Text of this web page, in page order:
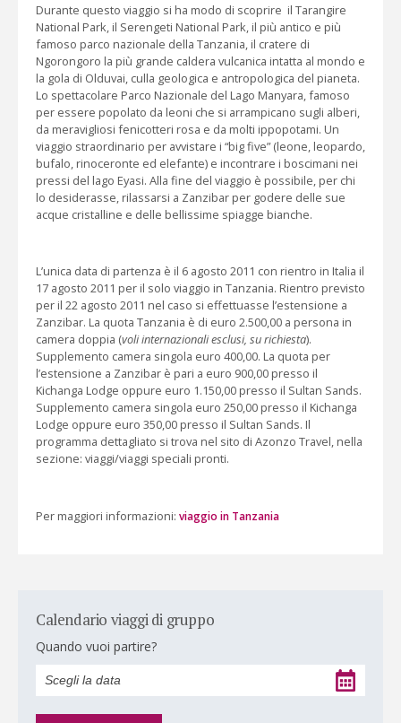
Durante questo viaggio si ha modo di scoprire il Tarangire
National Park, il Serengeti National Park, il più antico e più
famoso parco nazionale della Tanzania, il cratere di
Ngorongoro la più grande caldera vulcanica intatta al mondo e
la gola di Olduvai, culla geologica e antropologica del pianeta.
Lo spettacolare Parco Nazionale del Lago Manyara, famoso
per essere popolato da leoni che si arrampicano sugli alberi,
da meravigliosi fenicotteri rosa e da molti ippopotami. Un
viaggio straordinario per avvistare i “big five” (leone, leopardo,
bufalo, rinoceronte ed elefante) e incontrare i boscimani nei
pressi del lago Eyasi. Alla fine del viaggio è possibile, per chi
lo desiderasse, rilassarsi a Zanzibar per godere delle sue
acque cristalline e delle bellissime spiagge bianche.
L’unica data di partenza è il 6 agosto 2011 con rientro in Italia il
17 agosto 2011 per il solo viaggio in Tanzania. Rientro previsto
per il 22 agosto 2011 nel caso si effettuasse l’estensione a
Zanzibar. La quota Tanzania è di euro 2.500,00 a persona in
camera doppia (voli internazionali esclusi, su richiesta).
Supplemento camera singola euro 400,00. La quota per
l’estensione a Zanzibar è pari a euro 900,00 presso il
Kichanga Lodge oppure euro 1.150,00 presso il Sultan Sands.
Supplemento camera singola euro 250,00 presso il Kichanga
Lodge oppure euro 350,00 presso il Sultan Sands. Il
programma dettagliato si trova nel sito di Azonzo Travel, nella
sezione: viaggi/viaggi speciali pronti.
Per maggiori informazioni: viaggio in Tanzania
Calendario viaggi di gruppo
Quando vuoi partire?